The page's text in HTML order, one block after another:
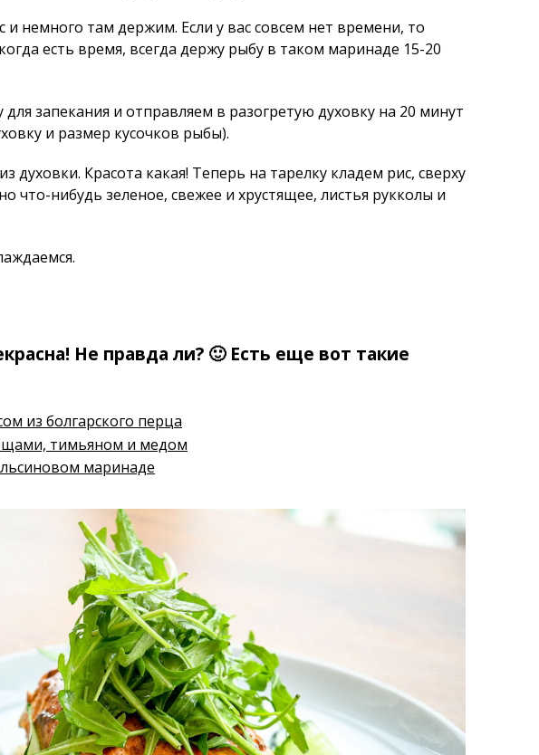
и немного там держим. Если у вас совсем нет времени, то
есть время, всегда держу рыбу в таком маринаде 15-20
запекания и отправляем в разогретую духовку на 20 минут
и размер кусочков рыбы).
духовки. Красота какая! Теперь на тарелку кладем рис, сверху
что-нибудь зеленое, свежее и хрустящее, листья рукколы и
Не правда ли? 🙂 Есть еще вот такие
из болгарского перца
тимьяном и медом
маринаде